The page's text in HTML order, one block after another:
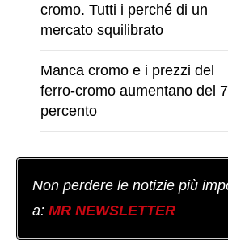
cromo. Tutti i perché di un
mercato squilibrato
Manca cromo e i prezzi del
ferro-cromo aumentano del
percento
Non perdere le notizie più
a: MR NEWSLETTER